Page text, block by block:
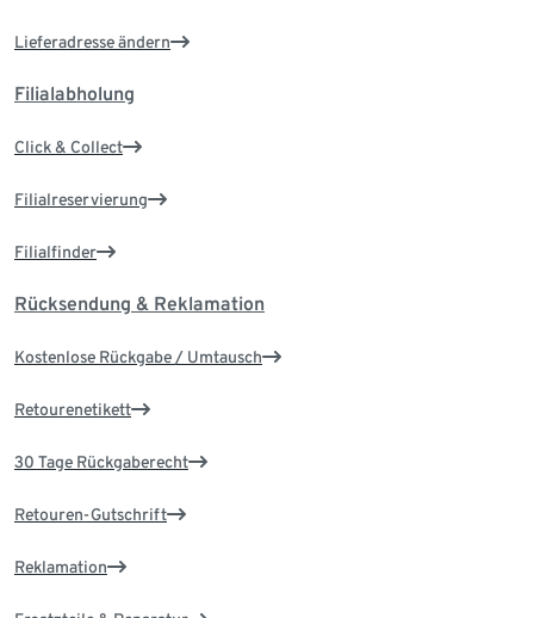
Lieferadresse ändern
Filialabholung
Click & Collect
Filialreservierung
Filialfinder
Rücksendung & Reklamation
Kostenlose Rückgabe / Umtausch
Retourenetikett
30 Tage Rückgaberecht
Retouren-Gutschrift
Reklamation